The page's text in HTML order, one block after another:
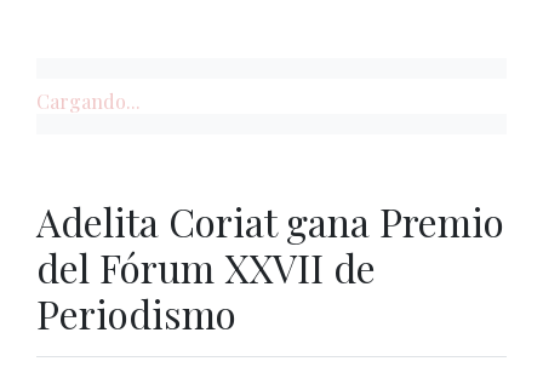
Cargando...
Adelita Coriat gana Premio
del Fórum XXVII de
Periodismo